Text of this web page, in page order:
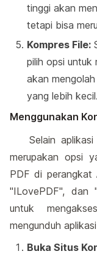
tinggi akan
tetapi bisa
Kompres File:
pilih opsi untuk
akan
yang lebih kecil.
Menggunakan
Selain
merupakan opsi
PDF di perangkat
"ILovePDF", dan
untuk
mengunduh
Buka Situs